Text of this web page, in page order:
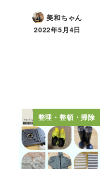
美和ちゃん
2022年5月4日
整理・整頓・掃除